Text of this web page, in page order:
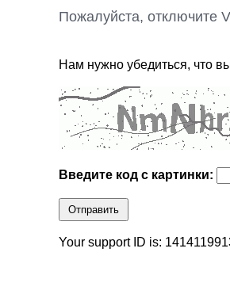
Пожалуйста, отключите
Нам нужно убедиться, что
Введите код с картинки:
Отправить
Your support ID is: